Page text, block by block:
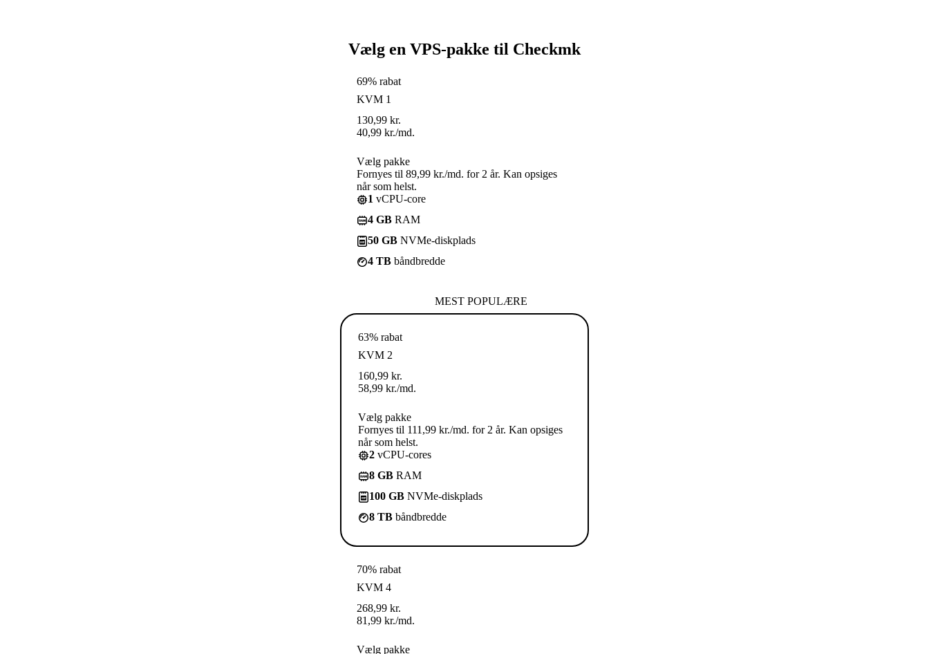
Vælg en VPS-pakke til Checkmk
69% rabat
KVM 1
130,99 kr.
40,99 kr./md.
Vælg pakke
Fornyes til 89,99 kr./md. for 2 år. Kan opsiges
når som helst.
1 vCPU-core
4 GB RAM
50 GB NVMe-diskplads
4 TB båndbredde
MEST POPULÆRE
63% rabat
KVM 2
160,99 kr.
58,99 kr./md.
Vælg pakke
Fornyes til 111,99 kr./md. for 2 år. Kan opsiges
når som helst.
2 vCPU-cores
8 GB RAM
100 GB NVMe-diskplads
8 TB båndbredde
70% rabat
KVM 4
268,99 kr.
81,99 kr./md.
Vælg pakke